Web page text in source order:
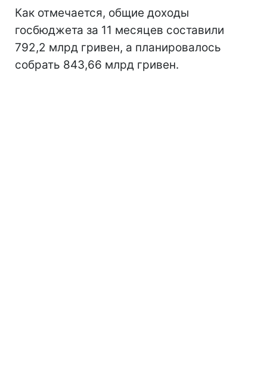
Как отмечается, общие доходы
госбюджета за 11 месяцев составили
792,2 млрд гривен, а планировалось
собрать 843,66 млрд гривен.